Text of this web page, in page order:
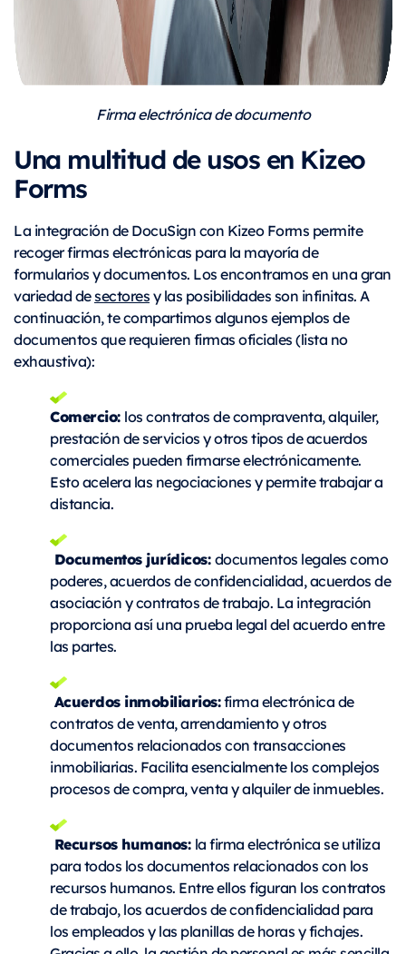
Firma electrónica de documento
Una multitud de usos en Kizeo
Forms
La integración de DocuSign con Kizeo Forms permite
recoger firmas electrónicas para la mayoría de
formularios y documentos. Los encontramos en una gran
variedad desectoresy las posibilidades son infinitas. A
continuación, te compartimos algunos ejemplos de
documentos que requieren firmas oficiales (lista no
exhaustiva):
Comercio: los contratos de compraventa, alquiler,
prestación de servicios y otros tipos de acuerdos
comerciales pueden firmarse electrónicamente.
Esto acelera las negociaciones y permite trabajar a
distancia.
Documentos jurídicos:documentos legales como
poderes, acuerdos de confidencialidad, acuerdos de
asociación y contratos de trabajo. La integración
proporciona así una prueba legal del acuerdo entre
las partes.
Acuerdos inmobiliarios:firma electrónica de
contratos de venta, arrendamiento y otros
documentos relacionados con transacciones
inmobiliarias. Facilita esencialmente los complejos
procesos de compra, venta y alquiler de inmuebles.
Recursos humanos: la firma electrónica se utiliza
para todos los documentos relacionados con los
recursos humanos. Entre ellos figuran los contratos
de trabajo, los acuerdos de confidencialidad para
los empleados y las planillas de horas y fichajes.